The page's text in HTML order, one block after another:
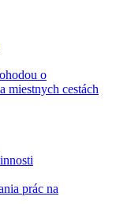
o
miestnych cestách
prác na